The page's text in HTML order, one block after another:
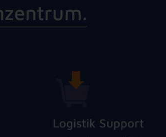
zentrum.
Logistik Support